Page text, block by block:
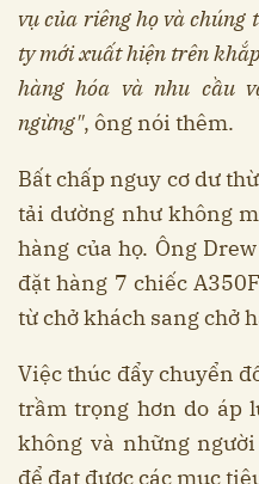
vụ của riêng họ và chúng
ty mới xuất hiện trên
hàng hóa và nhu cầu
ngừng", ông nói thêm.
Bất chấp nguy cơ dư
tải dường như không
hàng của họ. Ông
đặt hàng 7 chiếc
từ chở khách sang chở
Việc thúc đẩy chuyển
trầm trọng hơn do áp
không và những
để đạt được các mục